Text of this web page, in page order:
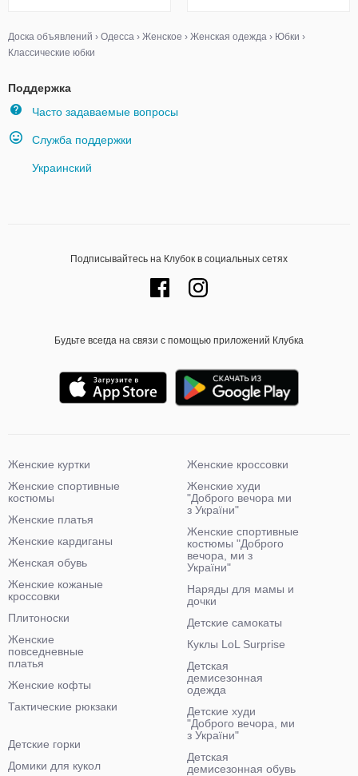
Доска объявлений › Одесса › Женское › Женская одежда › Юбки ›
Классические юбки
Поддержка
Часто задаваемые вопросы
Служба поддержки
Украинский
Подписывайтесь на Клубок в социальных сетях
Будьте всегда на связи с помощью приложений Клубка
Женские куртки
Женские спортивные
костюмы
Женские платья
Женские кардиганы
Женская обувь
Женские кожаные
кроссовки
Плитоноски
Женские
повседневные
платья
Женские кофты
Тактические рюкзаки
Женские кроссовки
Женские худи
"Доброго вечора ми
з України"
Женские спортивные
костюмы "Доброго
вечора, ми з
України"
Наряды для мамы и
дочки
Детские самокаты
Куклы LoL Surprise
Детская
демисезонная
одежда
Детские худи
"Доброго вечора, ми
з України"
Детская
демисезонная обувь
Детские горки
Домики для кукол